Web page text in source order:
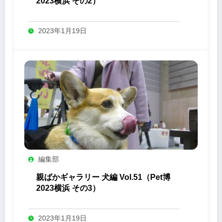
2023年1月19日
編集部
親ばかギャラリー 犬編 Vol.51（Pet博
2023横浜 その3）
2023年1月19日